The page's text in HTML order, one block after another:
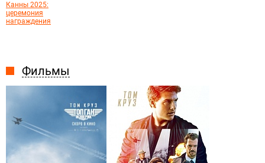
Фильмы
Канны 2025:
церемония
награждения